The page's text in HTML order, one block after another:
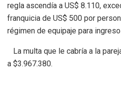
regla ascendía a US$ 8.110,
franquicia de US$ 500 por
régimen de equipaje para
La multa que le cabría a la
a $3.967.380.